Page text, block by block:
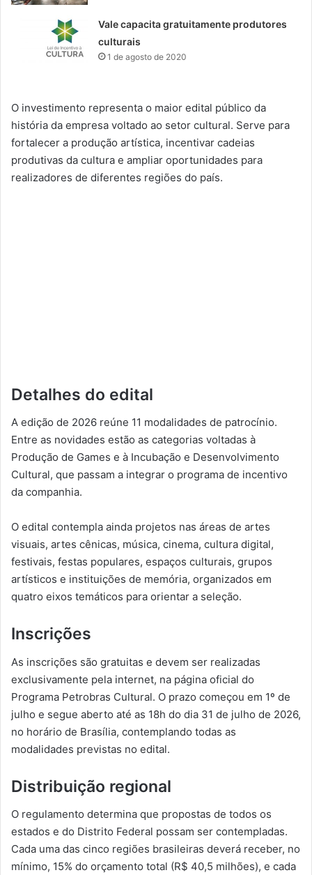
Vale capacita gratuitamente produtores
culturais
1 de agosto de 2020
O investimento representa o maior edital público da
história da empresa voltado ao setor cultural. Serve para
fortalecer a produção artística, incentivar cadeias
produtivas da cultura e ampliar oportunidades para
realizadores de diferentes regiões do país.
Detalhes do edital
A edição de 2026 reúne 11 modalidades de patrocínio.
Entre as novidades estão as categorias voltadas à
Produção de Games e à Incubação e Desenvolvimento
Cultural, que passam a integrar o programa de incentivo
da companhia.
O edital contempla ainda projetos nas áreas de artes
visuais, artes cênicas, música, cinema, cultura digital,
festivais, festas populares, espaços culturais, grupos
artísticos e instituições de memória, organizados em
quatro eixos temáticos para orientar a seleção.
Inscrições
As inscrições são gratuitas e devem ser realizadas
exclusivamente pela internet, na página oficial do
Programa Petrobras Cultural. O prazo começou em 1º de
julho e segue aberto até as 18h do dia 31 de julho de 2026,
no horário de Brasília, contemplando todas as
modalidades previstas no edital.
Distribuição regional
O regulamento determina que propostas de todos os
estados e do Distrito Federal possam ser contempladas.
Cada uma das cinco regiões brasileiras deverá receber, no
mínimo, 15% do orçamento total (R$ 40,5 milhões), e cada